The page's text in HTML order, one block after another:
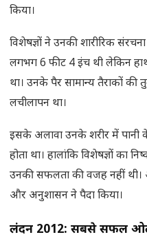
किया।
विशेषज्ञों ने उनकी शारीरिक
लगभग 6 फीट 4 इंच थी लेकिन
था। उनके पैर सामान्य तैराकों
लचीलापन था।
इसके अलावा उनके शरीर में पानी
होता था। हालांकि विशेषज्ञों का
उनकी सफलता की वजह नहीं थी।
और अनुशासन ने पैदा किया।
लंदन 2012: सबसे सफल